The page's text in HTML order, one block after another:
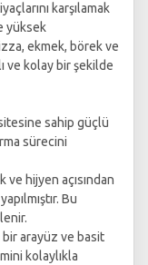
karşılamak
yüksek
ekmek, börek ve
ve kolay bir şekilde
sahip güçlü
sürecini
ve hijyen açısından
Bu
bir arayüz ve basit
kolaylıkla